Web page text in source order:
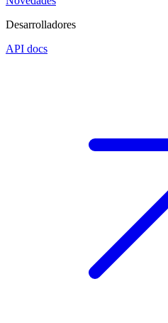
Desarrolladores
API docs